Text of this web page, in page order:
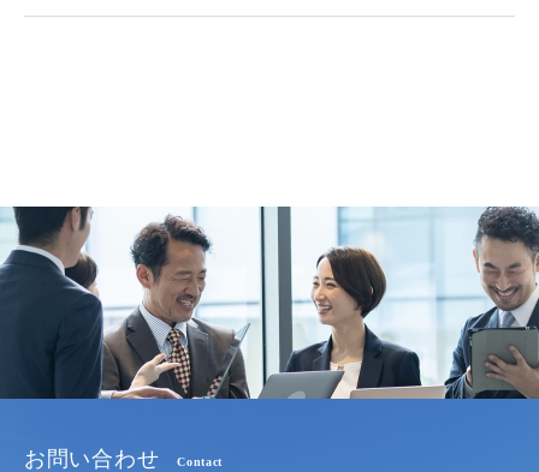
お問い合わせ Contact